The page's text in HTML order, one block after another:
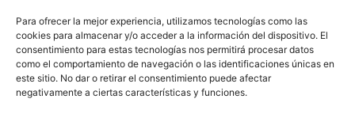
Para ofrecer la mejor experiencia, utilizamos tecnologías como las
cookies para almacenar y/o acceder a la información del dispositivo. El
consentimiento para estas tecnologías nos permitirá procesar datos
como el comportamiento de navegación o las identificaciones únicas en
este sitio. No dar o retirar el consentimiento puede afectar
negativamente a ciertas características y funciones.
PRL | Films
PRL | Play
PRL | LAB